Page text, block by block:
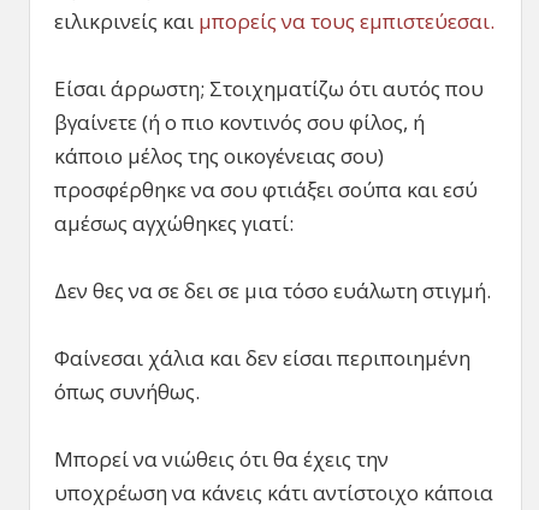
ειλικρινείς και μπορείς να τους εμπιστεύεσαι.
Είσαι άρρωστη; Στοιχηματίζω ότι αυτός που
βγαίνετε (ή ο πιο κοντινός σου φίλος, ή
κάποιο μέλος της οικογένειας σου)
προσφέρθηκε να σου φτιάξει σούπα και εσύ
αμέσως αγχώθηκες γιατί:
Δεν θες να σε δει σε μια τόσο ευάλωτη στιγμή.
Φαίνεσαι χάλια και δεν είσαι περιποιημένη
όπως συνήθως.
Μπορεί να νιώθεις ότι θα έχεις την
υποχρέωση να κάνεις κάτι αντίστοιχο κάποια